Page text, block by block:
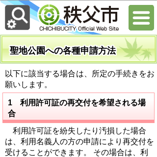
聖地公園への各種申請方法
以下に該当する場合は、所定の手続きをお
願いします。
1 利用許可証の再交付を希望される場
合
利用許可証を紛失したり汚損した場合
は、利用名義人の方の申請により再交付を
受けることができます。 その場合は、利